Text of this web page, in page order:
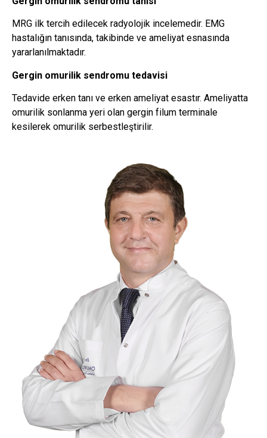
MRG ilk tercih edilecek radyolojik incelemedir. EMG
hastalığın tanısında, takibinde ve ameliyat esnasında
yararlanılmaktadır.
Gergin omurilik sendromu tedavisi
Tedavide erken tanı ve erken ameliyat esastır. Ameliyatta
omurilik sonlanma yeri olan gergin filum terminale
kesilerek omurilik serbestleştirilir.